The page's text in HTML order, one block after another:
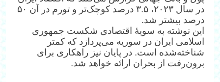
در سال ۲۰۲۳، ۳.۵ درصد کوچک‌تر و تورم در آن ۵۰
درصد بیشتر شد.
این نوشته به سویهٔ اقتصادی شکست جمهوری
اسلامی ایران در سوریه می‌پردازد که کمتر
شناخته‌شده است. در پایان نیز راهکاری برای
برون‌رفت از بحران ارائه خواهد شد.